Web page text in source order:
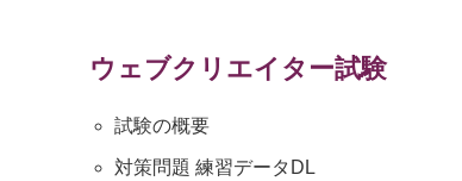
WEBクリエイター認定
ウェブクリエイター試験
試験の概要
対策問題 練習データDL